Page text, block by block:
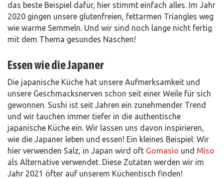
das beste Beispiel dafür, hier stimmt einfach alles. Im Jahr
2020 gingen unsere glutenfreien, fettarmen Triangles weg
wie warme Semmeln. Und wir sind noch lange nicht fertig
mit dem Thema gesundes Naschen!
Essen wie die Japaner
Die japanische Küche hat unsere Aufmerksamkeit und
unsere Geschmacksnerven schon seit einer Weile für sich
gewonnen. Sushi ist seit Jahren ein zunehmender Trend
und wir tauchen immer tiefer in die authentische
japanische Küche ein. Wir lassen uns davon inspirieren,
wie die Japaner leben und essen! Ein kleines Beispiel: Wir
hier verwenden Salz, in Japan wird oft Gomasio und Miso
als Alternative verwendet. Diese Zutaten werden wir im
Jahr 2021 öfter auf unserem Küchentisch finden!